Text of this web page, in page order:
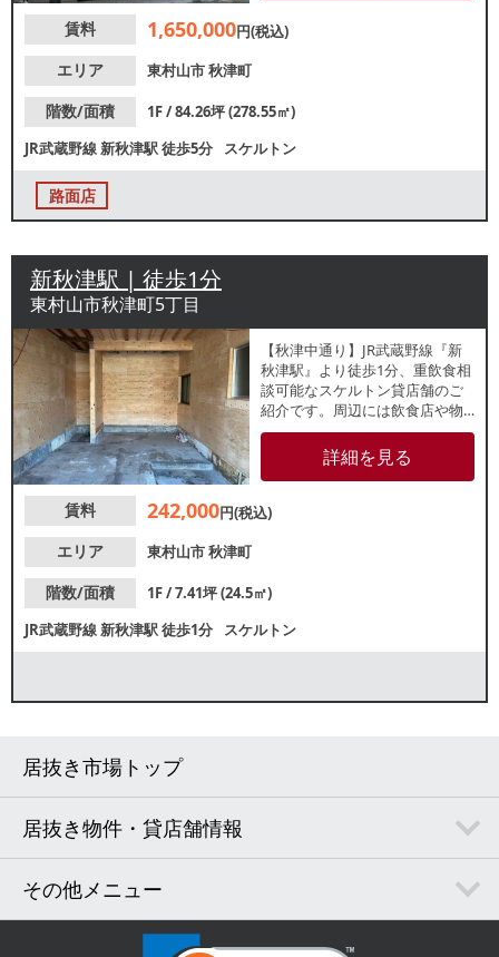
きます！
賃料 1,650,000円(税込)
エリア
東村山市秋津町
階数/面積
1F / 84.26坪 (278.55㎡)
JR武蔵野線新秋津駅徒歩5分 スケルトン
路面店
新秋津駅 | 徒歩1分
東村山市秋津町5丁目
【秋津中通り】JR武蔵野線『新
秋津駅』より徒歩1分、重飲食相
談可能なスケルトン貸店舗のご
紹介です。周辺には飲食店や物
販店などが立ち並んでおりま
す。駅利用者を中心に集客が見
込めます。幅広い業態でご相談
問合せください。
詳細を見る
賃料 242,000円(税込)
エリア
東村山市秋津町
階数/面積
1F / 7.41坪 (24.5㎡)
JR武蔵野線新秋津駅徒歩1分 スケルトン
居抜き市場トップ
居抜き物件・貸店舗情報
その他メニュー